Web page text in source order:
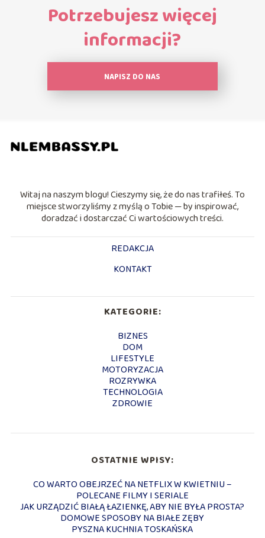
Potrzebujesz więcej
informacji?
NAPISZ DO NAS
Witaj na naszym blogu! Cieszymy się, że do nas trafiłeś. To
miejsce stworzyliśmy z myślą o Tobie — by inspirować,
doradzać i dostarczać Ci wartościowych treści.
REDAKCJA
KONTAKT
KATEGORIE:
BIZNES
DOM
LIFESTYLE
MOTORYZACJA
ROZRYWKA
TECHNOLOGIA
ZDROWIE
OSTATNIE WPISY:
CO WARTO OBEJRZEĆ NA NETFLIX W KWIETNIU –
POLECANE FILMY I SERIALE
JAK URZĄDZIĆ BIAŁĄ ŁAZIENKĘ, ABY NIE BYŁA PROSTA?
DOMOWE SPOSOBY NA BIAŁE ZĘBY
PYSZNA KUCHNIA TOSKAŃSKA